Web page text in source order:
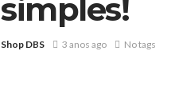
simples!
Shop DBS 3 anos ago No tags